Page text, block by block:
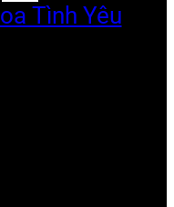
Tình Yêu